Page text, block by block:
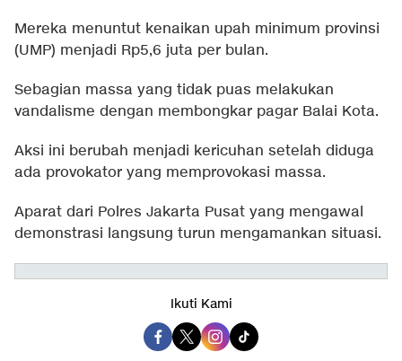
Mereka menuntut kenaikan upah minimum provinsi
(UMP) menjadi Rp5,6 juta per bulan.
Sebagian massa yang tidak puas melakukan
vandalisme dengan membongkar pagar Balai Kota.
Aksi ini berubah menjadi kericuhan setelah diduga
ada provokator yang memprovokasi massa.
Aparat dari Polres Jakarta Pusat yang mengawal
demonstrasi langsung turun mengamankan situasi.
Ikuti Kami